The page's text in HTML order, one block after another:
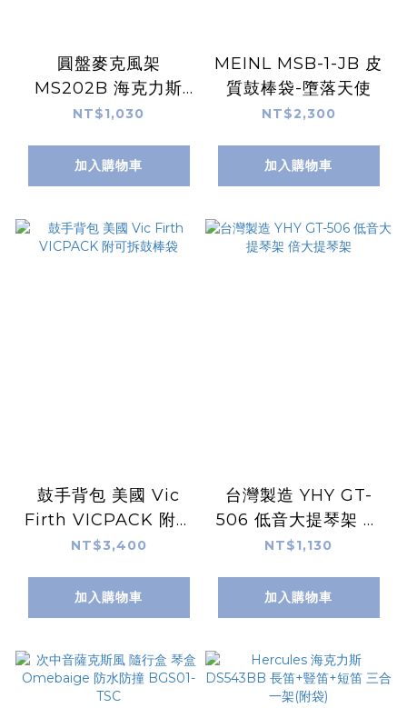
圓盤麥克風架
MS202B 海克力斯
Hercules 直架
NT$1,030
加入購物車
MEINL MSB-1-JB 皮
質鼓棒袋-墮落天使
NT$2,300
加入購物車
鼓手背包 美國 Vic
Firth VICPACK 附可
拆鼓棒袋
NT$3,400
加入購物車
台灣製造 YHY GT-
506 低音大提琴架 倍
大提琴架
NT$1,130
加入購物車